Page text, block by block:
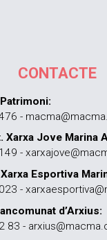
CONTACTE
-
Xarxa Jove Marina
-
Esportiva
-
d’Arxius:
83 -